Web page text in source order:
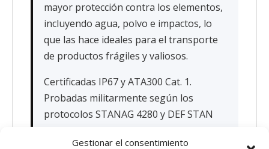
Gestionar el consentimiento
mayor protección contra los elementos,
incluyendo agua, polvo e impactos, lo
que las hace ideales para el transporte
de productos frágiles y valiosos.
Certificadas IP67 y ATA300 Cat. 1.
Probadas militarmente según los
protocolos STANAG 4280 y DEF STAN